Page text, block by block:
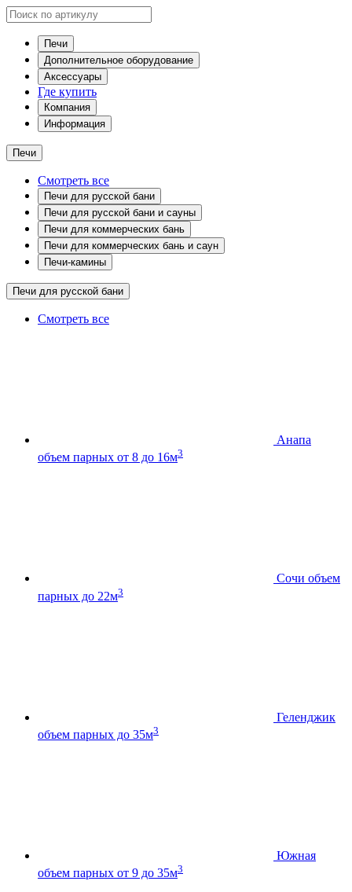
Печи
Дополнительное оборудование
Аксессуары
Где купить
Компания
Информация
Печи
Смотреть все
Печи для русской бани
Печи для русской бани и сауны
Печи для коммерческих бань
Печи для коммерческих бань и саун
Печи-камины
Печи для русской бани
Смотреть все
Анапа
объем парных от 8 до 16м3
Сочи объем
парных до 22м3
Геленджик
объем парных до 35м3
Южная
объем парных от 9 до 35м3